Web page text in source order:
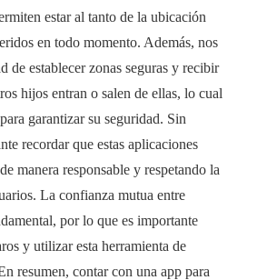
estar al tanto de la ubicación
en todo momento. Además, nos
de establecer zonas seguras y recibir
hijos entran o salen de ellas, lo cual
garantizar su seguridad. Sin
recordar que estas aplicaciones
manera responsable y respetando la
La confianza mutua entre
por lo que es importante
y utilizar esta herramienta de
resumen, contar con una app para